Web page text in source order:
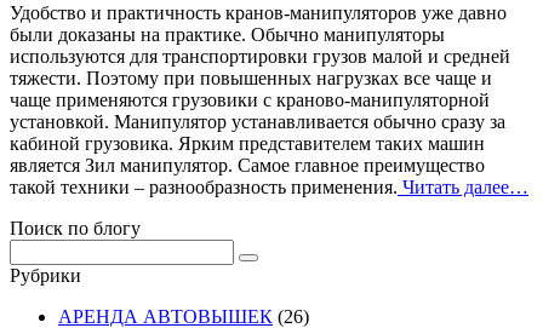
Удобство и практичность кранов-манипуляторов уже давно
были доказаны на практике. Обычно манипуляторы
используются для транспортировки грузов малой и средней
тяжести. Поэтому при повышенных нагрузках все чаще и
чаще применяются грузовики с краново-манипуляторной
установкой. Манипулятор устанавливается обычно сразу за
кабиной грузовика. Ярким представителем таких машин
является Зил манипулятор. Самое главное преимущество
такой техники – разнообразность применения. Читать далее…
Поиск по блогу
Рубрики
АРЕНДА АВТОВЫШЕК (26)